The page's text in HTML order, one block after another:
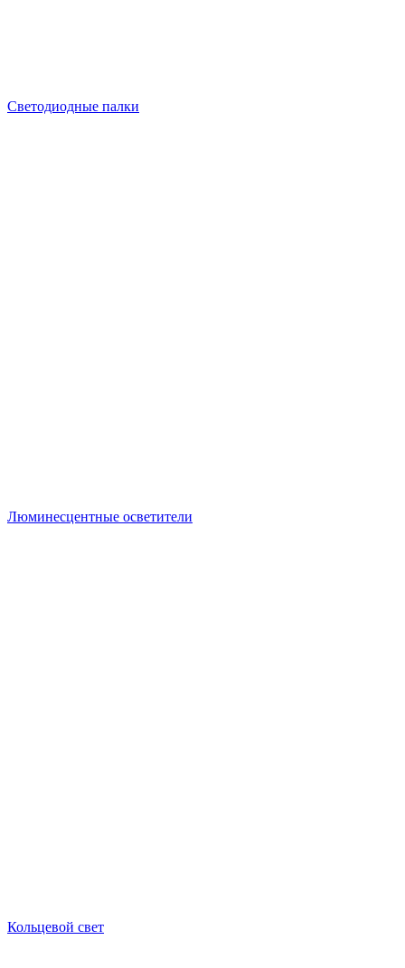
Светодиодные палки
Люминесцентные осветители
Кольцевой свет